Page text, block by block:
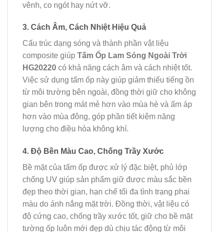
vênh, co ngót hay nứt vỡ.
3. Cách Âm, Cách Nhiệt Hiệu Quả
Cấu trúc dạng sóng và thành phần vật liệu
composite giúp Tấm Ốp Lam Sóng Ngoài Trời
HG20220 có khả năng cách âm và cách nhiệt tốt.
Việc sử dụng tấm ốp này giúp giảm thiểu tiếng ồn
từ môi trường bên ngoài, đồng thời giữ cho không
gian bên trong mát mẻ hơn vào mùa hè và ấm áp
hơn vào mùa đông, góp phần tiết kiệm năng
lượng cho điều hòa không khí.
4. Độ Bền Màu Cao, Chống Trầy Xước
Bề mặt của tấm ốp được xử lý đặc biệt, phủ lớp
chống UV giúp sản phẩm giữ được màu sắc bền
đẹp theo thời gian, hạn chế tối đa tình trạng phai
màu do ánh nắng mặt trời. Đồng thời, vật liệu có
độ cứng cao, chống trầy xước tốt, giữ cho bề mặt
tường ốp luôn mới đẹp dù chịu tác động từ môi